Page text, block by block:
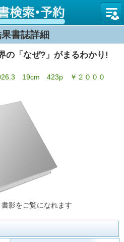
図書館
書誌詳細
の「なぜ?」がまるわかり!
19cm 423p ￥２０００
影をご覧になれます